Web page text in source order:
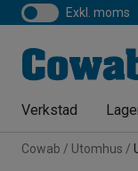
exkl. moms
Verkstad
Cowab Utomhus